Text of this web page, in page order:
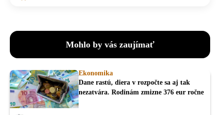
Mohlo by vás zaujímať
Ekonomika
Dane rastú, diera v rozpočte sa aj tak
nezatvára. Rodinám zmizne 376 eur ročne